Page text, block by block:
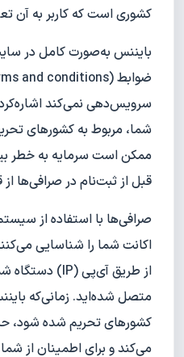
کشوری است که کاربر به آن
بایننس به‌صورت کامل در
سرویس‌دهی نمی‌کند
شما، مربوط به کشور‌های
ممکن است سرمایه به خطر
قبل از ثبت‌نام در صرافی‌ها
صرافی‌ها با استفاده از
اکانت شما را شناسایی
از طریق آی‌پی (IP) دستگاه شما است که با آن به
کشور‌های تحریم شده شود،
می‌کند و برای اطمینان از